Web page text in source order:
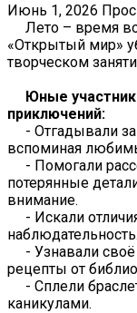
Июнь 1, 2026
Лето – время
«Открытый мир»
творческом
Юные
приключений:
- Отгадывали
вспоминая
- Помогали
потерянные
внимание.
- Искали
наблюдательность.
- Узнавали
рецепты от
- Сплели
каникулами.